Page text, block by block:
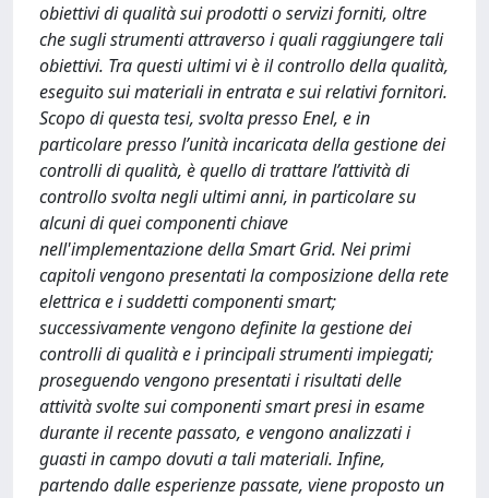
obiettivi di qualità sui prodotti o servizi forniti, oltre
che sugli strumenti attraverso i quali raggiungere tali
obiettivi. Tra questi ultimi vi è il controllo della qualità,
eseguito sui materiali in entrata e sui relativi fornitori.
Scopo di questa tesi, svolta presso Enel, e in
particolare presso l’unità incaricata della gestione dei
controlli di qualità, è quello di trattare l’attività di
controllo svolta negli ultimi anni, in particolare su
alcuni di quei componenti chiave
nell'implementazione della Smart Grid. Nei primi
capitoli vengono presentati la composizione della rete
elettrica e i suddetti componenti smart;
successivamente vengono definite la gestione dei
controlli di qualità e i principali strumenti impiegati;
proseguendo vengono presentati i risultati delle
attività svolte sui componenti smart presi in esame
durante il recente passato, e vengono analizzati i
guasti in campo dovuti a tali materiali. Infine,
partendo dalle esperienze passate, viene proposto un